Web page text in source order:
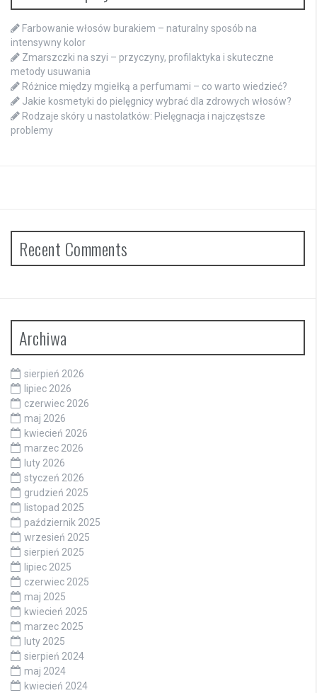
Farbowanie włosów burakiem – naturalny sposób na
intensywny kolor
Zmarszczki na szyi – przyczyny, profilaktyka i skuteczne
metody usuwania
Różnice między mgiełką a perfumami – co warto wiedzieć?
Jakie kosmetyki do pielęgnicy wybrać dla zdrowych włosów?
Rodzaje skóry u nastolatków: Pielęgnacja i najczęstsze
problemy
Recent Comments
Archiwa
sierpień 2026
lipiec 2026
czerwiec 2026
maj 2026
kwiecień 2026
marzec 2026
luty 2026
styczeń 2026
grudzień 2025
listopad 2025
październik 2025
wrzesień 2025
sierpień 2025
lipiec 2025
czerwiec 2025
maj 2025
kwiecień 2025
marzec 2025
luty 2025
sierpień 2024
maj 2024
kwiecień 2024